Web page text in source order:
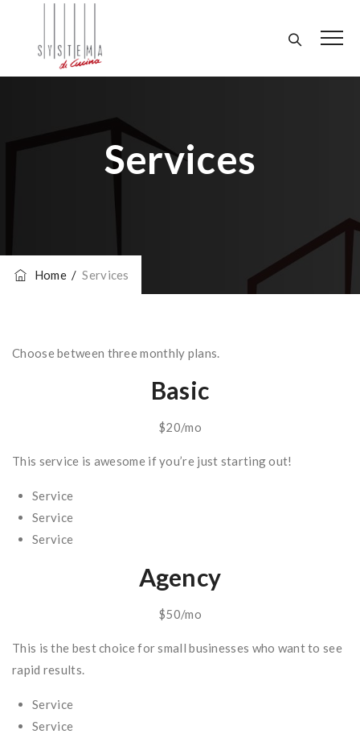
Services
Home/Services
Choose between three monthly plans.
Basic
$20/mo
This service is awesome if you’re just starting out!
Service
Service
Service
Agency
$50/mo
This is the best choice for small businesses who want to see
rapid results.
Service
Service